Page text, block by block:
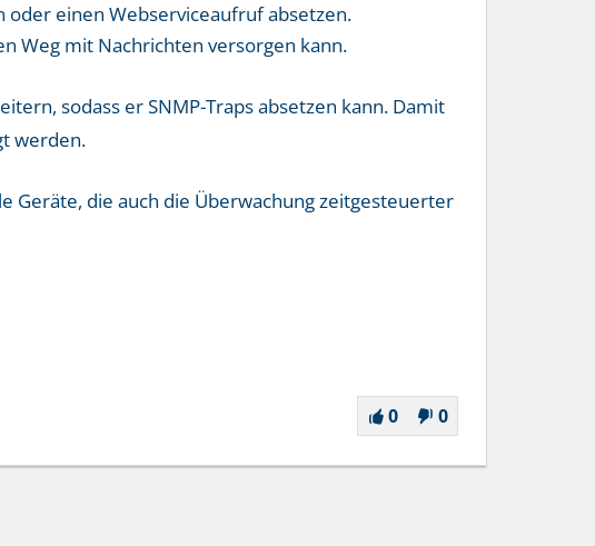
einen Webserviceaufruf absetzen.
Weg mit Nachrichten versorgen kann.
sodass er SNMP-Traps absetzen kann. Damit
werden.
die auch die Überwachung zeitgesteuerter
0 0